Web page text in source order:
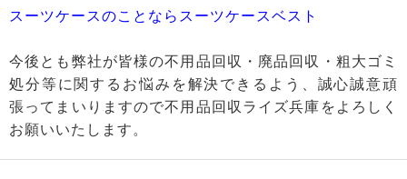
スーツケースのことならスーツケースベスト
今後とも弊社が皆様の不用品回収・廃品回収・粗大ゴミ
処分等に関するお悩みを解決できるよう、誠心誠意頑
張ってまいりますので不用品回収ライズ兵庫をよろしく
お願いいたします。